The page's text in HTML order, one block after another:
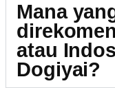
Mana
atau
Dogiyai?